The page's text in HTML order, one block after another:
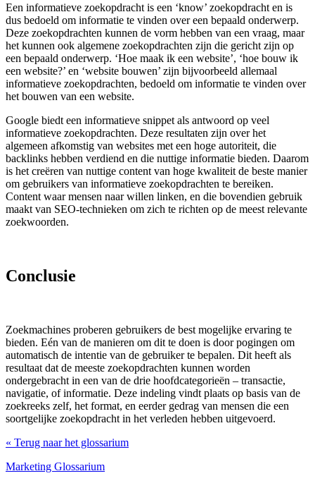
Een informatieve zoekopdracht is een ‘know’ zoekopdracht en is
dus bedoeld om informatie te vinden over een bepaald onderwerp.
Deze zoekopdrachten kunnen de vorm hebben van een vraag, maar
het kunnen ook algemene zoekopdrachten zijn die gericht zijn op
een bepaald onderwerp. ‘Hoe maak ik een website’, ‘hoe bouw ik
een website?’ en ‘website bouwen’ zijn bijvoorbeeld allemaal
informatieve zoekopdrachten, bedoeld om informatie te vinden over
het bouwen van een website.
Google biedt een informatieve snippet als antwoord op veel
informatieve zoekopdrachten. Deze resultaten zijn over het
algemeen afkomstig van websites met een hoge autoriteit, die
backlinks hebben verdiend en die nuttige informatie bieden. Daarom
is het creëren van nuttige content van hoge kwaliteit de beste manier
om gebruikers van informatieve zoekopdrachten te bereiken.
Content waar mensen naar willen linken, en die bovendien gebruik
maakt van SEO-technieken om zich te richten op de meest relevante
zoekwoorden.
Conclusie
Zoekmachines proberen gebruikers de best mogelijke ervaring te
bieden. Eén van de manieren om dit te doen is door pogingen om
automatisch de intentie van de gebruiker te bepalen. Dit heeft als
resultaat dat de meeste zoekopdrachten kunnen worden
ondergebracht in een van de drie hoofdcategorieën – transactie,
navigatie, of informatie. Deze indeling vindt plaats op basis van de
zoekreeks zelf, het format, en eerder gedrag van mensen die een
soortgelijke zoekopdracht in het verleden hebben uitgevoerd.
« Terug naar het glossarium
Marketing Glossarium